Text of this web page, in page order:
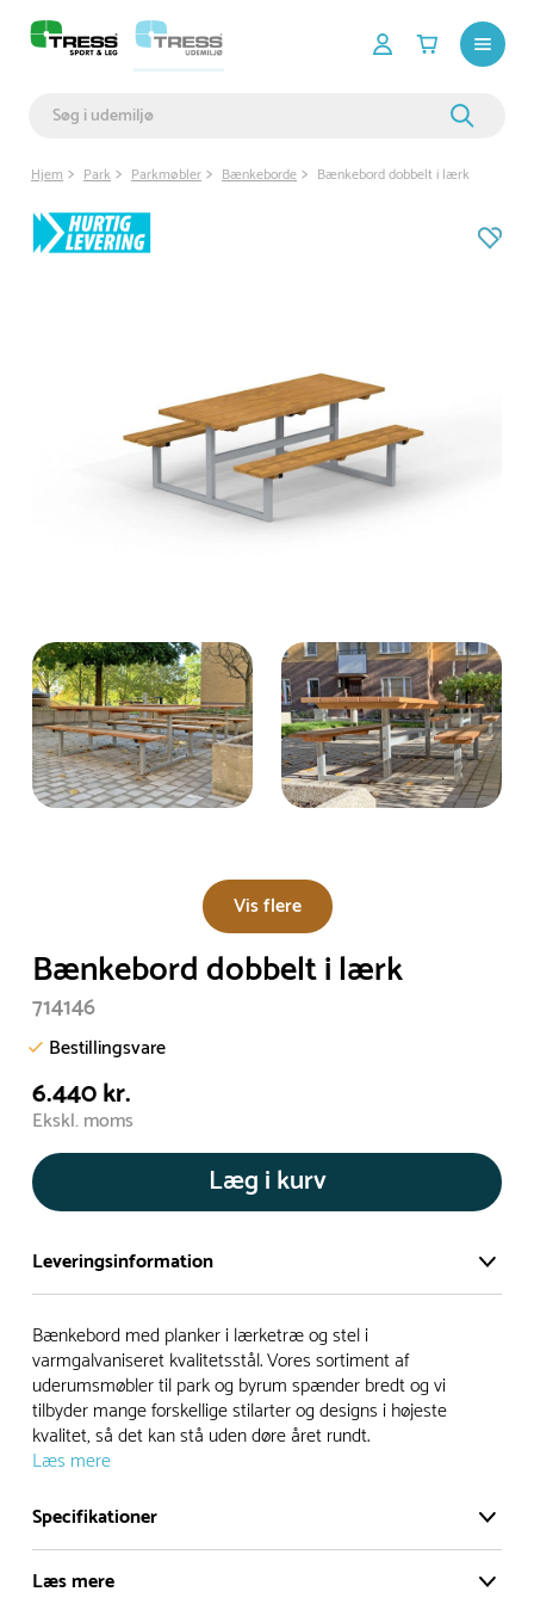
Hjem Park Parkmøbler Bænkeborde Bænkebord dobbelt i lærk
Vis flere
Bænkebord dobbelt i lærk
714146
Bestillingsvare
6.440 kr.
Ekskl. moms
Læg i kurv
Leveringsinformation
Vi har et stort og effektivt lager på ca. 6.000 kvadratmeter
med mere end 5.000 forskellige produkter på hylderne til
omgående levering.
- Leveringstiden på lagervarer er i Danmark normalt 1-3
hverdage
- Leveringstiden på specialvarer og bestillingsvarer oplyses
ved bestilling
- I tilfælde af restordre vil kundeservice kontakte dig via e-
Bænkebord med planker i lærketræ og stel i
varmgalvaniseret kvalitetsstål. Vores sortiment af
uderumsmøbler til park og byrum spænder bredt og vi
tilbyder mange forskellige stilarter og designs i højeste
kvalitet, så det kan stå uden døre året rundt.
Læs mere
Specifikationer
Læs mere